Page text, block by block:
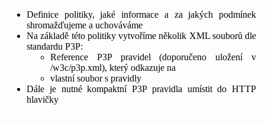
Definice politiky, jaké informace a za jakých podmínek
shromažďujeme a uchováváme
Na základě této politiky vytvoříme několik XML souborů dle
standardu P3P:
Reference P3P pravidel (doporučeno uložení v
/w3c/p3p.xml), který odkazuje na
vlastní soubor s pravidly
Dále je nutné kompaktní P3P pravidla umístit do HTTP
hlavičky